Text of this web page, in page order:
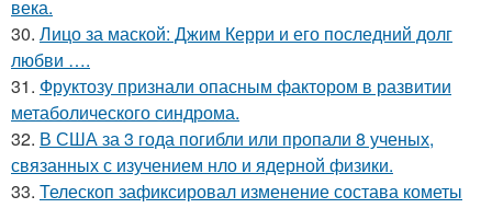
века.
30. Лицо за маской: Джим Керри и его последний долг
любви ….
31. Фруктозу признали опасным фактором в развитии
метаболического синдрома.
32. В США за 3 года погибли или пропали 8 ученых,
связанных с изучением нло и ядерной физики.
33. Телескоп зафиксировал изменение состава кометы